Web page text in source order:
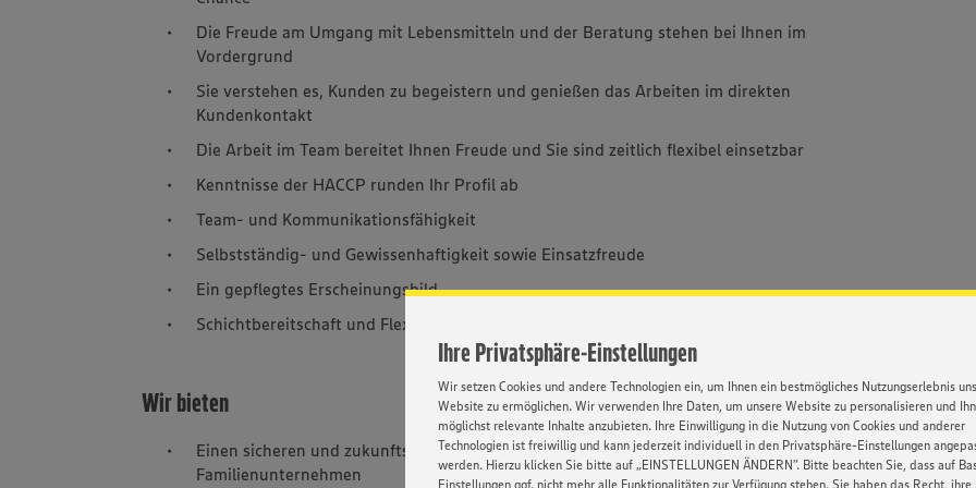
Ihre Privatsphäre-Einstellungen
Wir setzen Cookies und andere Technologien ein, um Ihnen ein bestmögliches Nutzungserlebnis
Website zu ermöglichen. Wir verwenden Ihre Daten, um unsere Website zu personalisieren und
möglichst relevante Inhalte anzubieten. Ihre Einwilligung in die Nutzung von Cookies und anderer
Technologien ist freiwillig und kann jederzeit individuell in den Privatsphäre-Einstellungen
werden. Hierzu klicken Sie bitte auf „EINSTELLUNGEN ÄNDERN”. Bitte beachten Sie, dass auf
Einstellungen ggf. nicht mehr alle Funktionalitäten zur Verfügung stehen. Sie haben das Recht, ihre
Die Freude am Umgang mit Lebensmitteln und der Beratung stehen bei Ihnen im
Vordergrund
Sie verstehen es, Kunden zu begeistern und genießen das Arbeiten im direkten
Kundenkontakt
Die Arbeit im Team bereitet Ihnen Freude und Sie sind zeitlich flexibel einsetzbar
Kenntnisse der HACCP runden Ihr Profil ab
Team- und Kommunikationsfähigkeit
Selbstständig- und Gewissenhaftigkeit sowie Einsatzfreude
Ein gepflegtes Erscheinungsbild
Schichtbereitschaft und Flexibilität bei Öffnungszeiten von 6:00 bis 21:00 Uhr
Wir bieten
Einen sicheren und zukunftsorientierten Arbeitsplatz in einem erfolgreichen
Familienunternehmen